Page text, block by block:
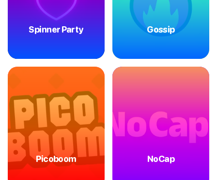
Spinner Party Gossip
Picoboom NoCap